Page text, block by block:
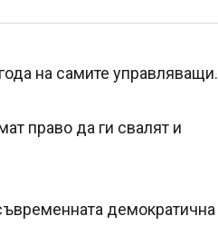
на самите управляващи.
право да ги свалят и
демократична